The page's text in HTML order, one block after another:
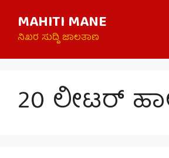
content
MAHITI MANE
ನಿಖರ ಸುದ್ದಿ ಜಾಲತಾಣ
20 ಲೀಟರ್